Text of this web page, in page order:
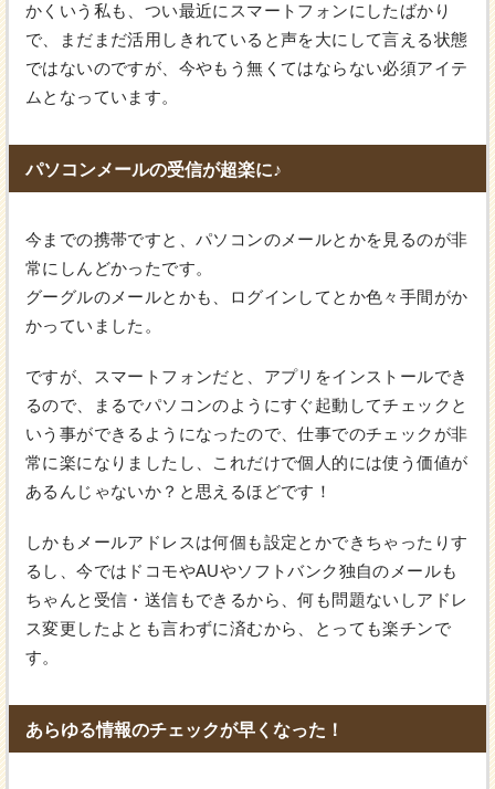
かくいう私も、つい最近にスマートフォンにしたばかり
で、まだまだ活用しきれていると声を大にして言える状態
ではないのですが、今やもう無くてはならない必須アイテ
ムとなっています。
パソコンメールの受信が超楽に♪
今までの携帯ですと、パソコンのメールとかを見るのが非
常にしんどかったです。
グーグルのメールとかも、ログインしてとか色々手間がか
かっていました。
ですが、スマートフォンだと、アプリをインストールでき
るので、まるでパソコンのようにすぐ起動してチェックと
いう事ができるようになったので、仕事でのチェックが非
常に楽になりましたし、これだけで個人的には使う価値が
あるんじゃないか？と思えるほどです！
しかもメールアドレスは何個も設定とかできちゃったりす
るし、今ではドコモやAUやソフトバンク独自のメールも
ちゃんと受信・送信もできるから、何も問題ないしアドレ
ス変更したよとも言わずに済むから、とっても楽チンで
す。
あらゆる情報のチェックが早くなった！